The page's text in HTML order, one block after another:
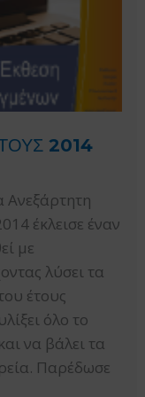
2014
έκλεισε έναν
με
λύσει τα
έτους
όλο το
να βάλει τα
Παρέδωσε